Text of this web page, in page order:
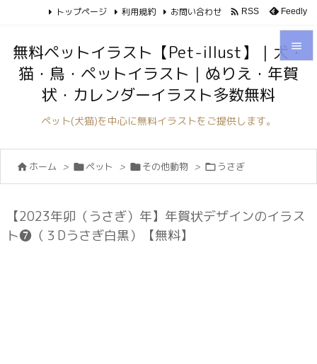



トップページ 利用規約 お問い合わせ  RSS Feedly
無料ペットイラスト【Pet-illust】｜犬・
猫・鳥・ペットイラスト｜ぬりえ・年賀
状・カレンダーイラスト多数無料
ペット(犬猫)を中心に無料イラストをご提供します。
 ホーム > ペット > その他動物 > うさぎ
【2023年卯（うさぎ）年】年賀状デザインのイラス
ト❼（３Dうさぎ白黒）【無料】